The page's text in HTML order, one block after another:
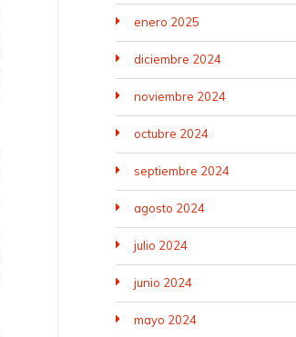
enero 2025
diciembre 2024
noviembre 2024
octubre 2024
septiembre 2024
agosto 2024
julio 2024
junio 2024
mayo 2024